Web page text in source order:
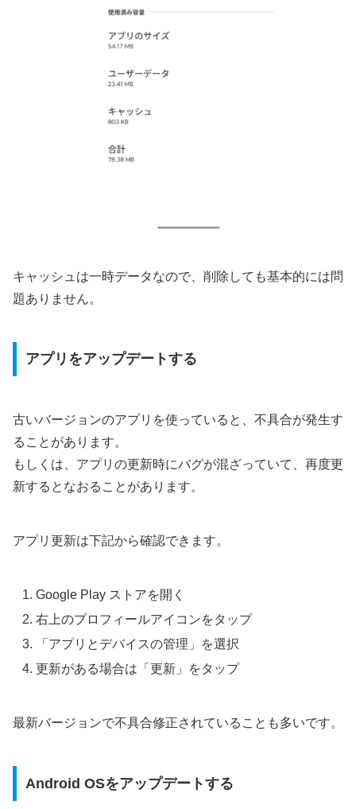
キャッシュは一時データなので、削除しても基本的には問
題ありません。
アプリをアップデートする
古いバージョンのアプリを使っていると、不具合が発生す
ることがあります。
もしくは、アプリの更新時にバグが混ざっていて、再度更
新するとなおることがあります。
アプリ更新は下記から確認できます。
Google Play ストアを開く
右上のプロフィールアイコンをタップ
「アプリとデバイスの管理」を選択
更新がある場合は「更新」をタップ
最新バージョンで不具合修正されていることも多いです。
Android OSをアップデートする